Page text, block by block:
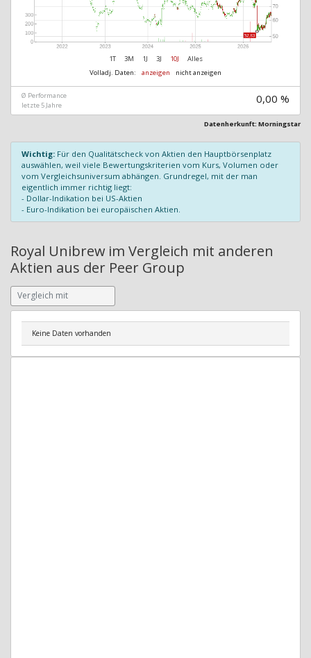
1T 3M 1J 3J 10J
Alles
Volladj. Daten:
anzeigen nicht anzeigen
Ø Performance
letzte 5 Jahre
0,00 %
Datenherkunft: Morningstar
Wichtig: Für den Qualitätscheck von Aktien den Hauptbörsenplatz
auswählen, weil viele Bewertungskriterien vom Kurs, Volumen oder
vom Vergleichsuniversum abhängen. Grundregel, mit der man
eigentlich immer richtig liegt:
- Dollar-Indikation bei US-Aktien
- Euro-Indikation bei europäischen Aktien.
Royal Unibrew im Vergleich mit anderen
Aktien aus der Peer Group
Keine Daten vorhanden